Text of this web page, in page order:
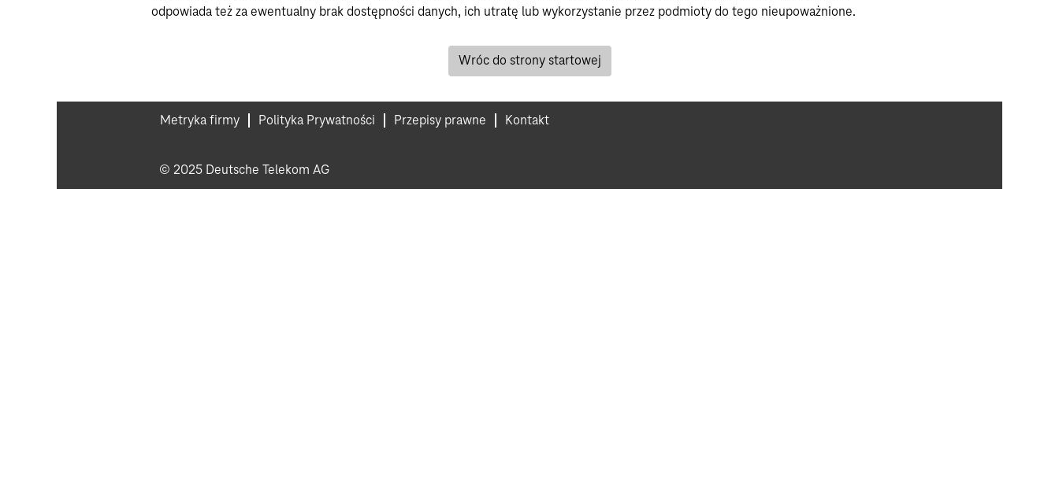
odpowiada też za ewentualny brak dostępności danych, ich utratę lub wykorzystanie przez podmioty do tego nieupoważnione.
Wróc do strony startowej
Metryka firmy Polityka Prywatności Przepisy prawne Kontakt
© 2025 Deutsche Telekom AG